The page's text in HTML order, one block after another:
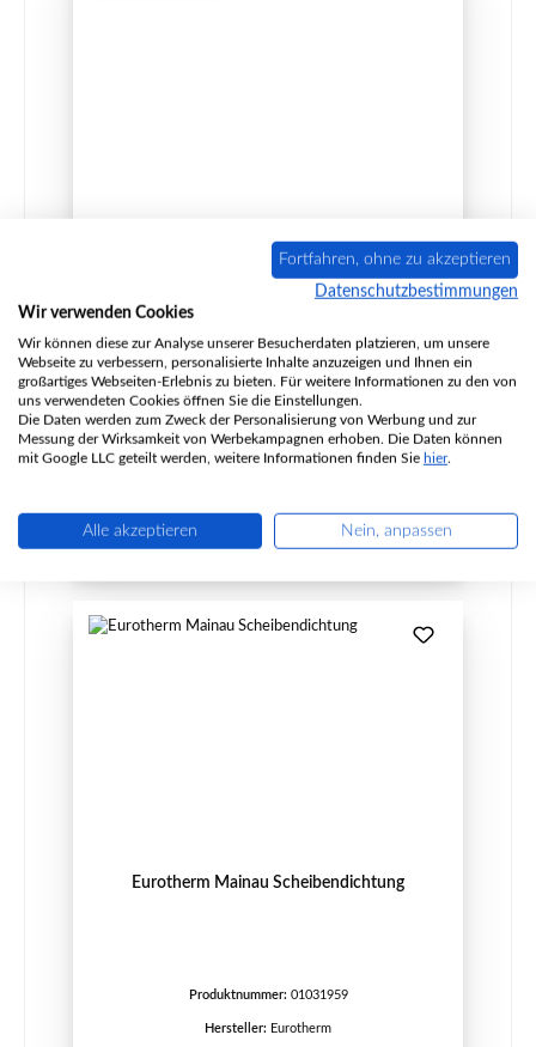
Produktnummer:01031873
Hersteller:Eurotherm
Regulärer Preis:
Eurotherm Mainau Scheibendichtung
Produktnummer: 01031959
Hersteller: Eurotherm
Fortfahren, ohne zu akzeptieren
Datenschutzbestimmungen
Wir verwenden Cookies
Wir können diese zur Analyse unserer Besucherdaten platzieren, um unsere
Webseite zu verbessern, personalisierte Inhalte anzuzeigen und Ihnen ein
großartiges Webseiten-Erlebnis zu bieten. Für weitere Informationen zu den von
uns verwendeten Cookies öffnen Sie die Einstellungen.
Die Daten werden zum Zweck der Personalisierung von Werbung und zur
Messung der Wirksamkeit von Werbekampagnen erhoben. Die Daten können
mit Google LLC geteilt werden, weitere Informationen finden Sie hier.
Alle akzeptieren Nein, anpassen